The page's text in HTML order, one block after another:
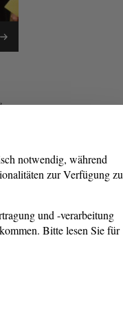
notwendig, während
zur Verfügung zu
und -verarbeitung
Bitte lesen Sie für